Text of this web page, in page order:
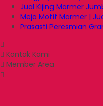
Jual Kijing Marmer
Meja Motif Marmer |
Prasasti Peresmian
Kontak Kami
Member Area